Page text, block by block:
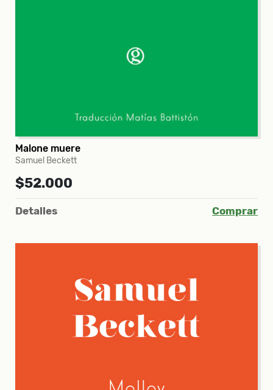
Malone muere
Samuel Beckett
$52.000
Detalles Comprar